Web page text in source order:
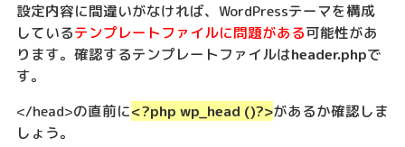
設定内容に間違いがなければ、WordPressテーマを構成
しているテンプレートファイルに問題がある可能性があ
ります。確認するテンプレートファイルはheader.phpで
す。
</head>の直前に<?php wp_head ()?>があるか確認しま
しょう。